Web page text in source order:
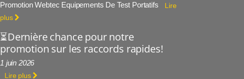
Promotion Webtec Equipements De Test Portatifs
Lire
plus
⏳Dernière chance pour notre
promotion sur les raccords rapides!
1 juin 2026
Lire plus